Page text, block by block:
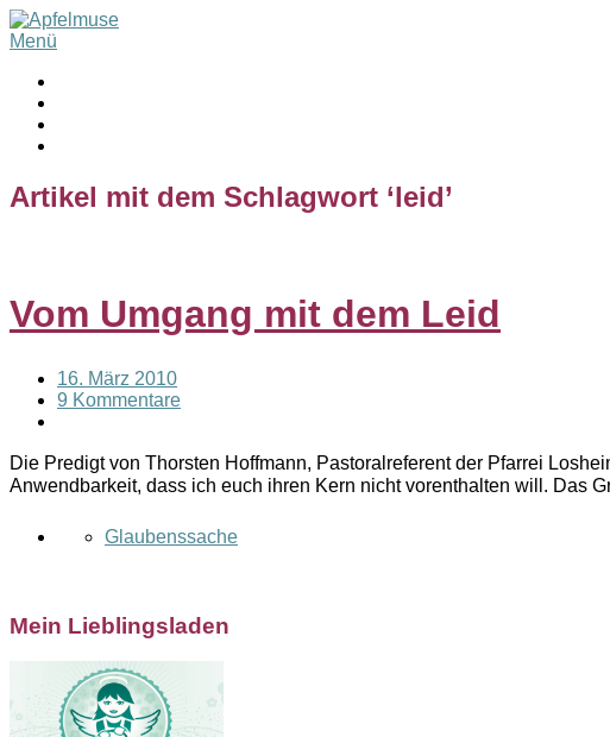
Menü
Artikel mit dem Schlagwort ‘leid’
Vom Umgang mit dem Leid
16. März 2010
9 Kommentare
Die Predigt von Thorsten Hoffmann, Pastoralreferent der Pfarrei
Anwendbarkeit, dass ich euch ihren Kern nicht vorenthalten will. Das
Glaubenssache
Mein Lieblingsladen